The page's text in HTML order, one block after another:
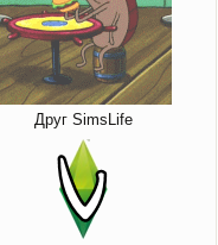
Друг SimsLife